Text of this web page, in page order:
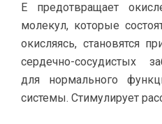
Е предотвращает
молекул, которые
окисляясь, становятся
сердечно-сосудистых
для нормального
системы. Стимулирует